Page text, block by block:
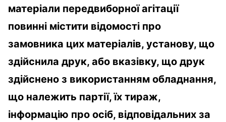
матеріали передвиборної агітації
повинні містити відомості про
замовника цих матеріалів, установу, що
здійснила друк, або вказівку, що друк
здійснено з використанням обладнання,
що належить партії, їх тираж,
інформацію про осіб, відповідальних за